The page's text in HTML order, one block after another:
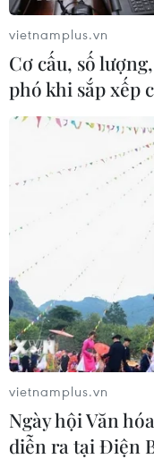
vietnamplus.vn
Cơ cấu, số
phó khi sắp xếp
vietnamplus.vn
Ngày hội Văn
diễn ra tại Điện